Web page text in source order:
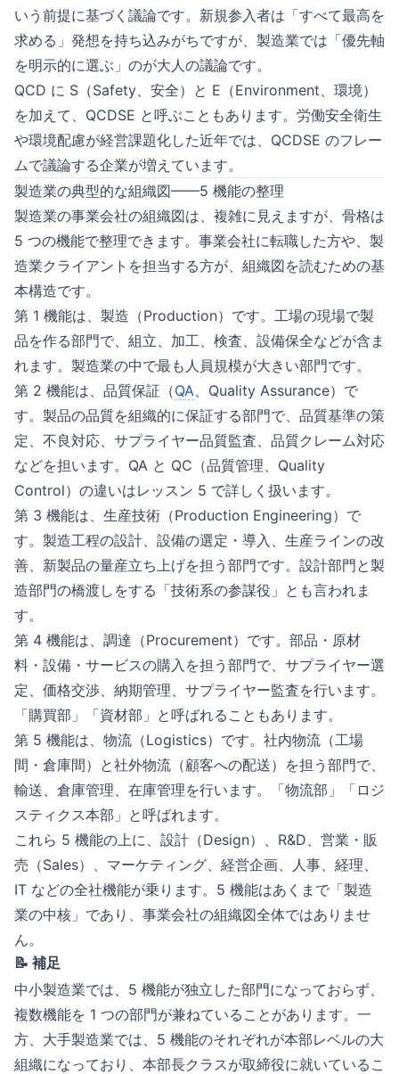
いう前提に基づく議論です。新規参入者は「すべて最高を
求める」発想を持ち込みがちですが、製造業では「優先軸
を明示的に選ぶ」のが大人の議論です。
QCD に S（Safety、安全）と E（Environment、環境）
を加えて、QCDSE と呼ぶこともあります。労働安全衛生
や環境配慮が経営課題化した近年では、QCDSE のフレー
ムで議論する企業が増えています。
製造業の典型的な組織図——5 機能の整理
製造業の事業会社の組織図は、複雑に見えますが、骨格は
5 つの機能で整理できます。事業会社に転職した方や、製
造業クライアントを担当する方が、組織図を読むための基
本構造です。
第 1 機能は、製造（Production）です。工場の現場で製
品を作る部門で、組立、加工、検査、設備保全などが含ま
れます。製造業の中で最も人員規模が大きい部門です。
第 2 機能は、品質保証（QA、Quality Assurance）で
す。製品の品質を組織的に保証する部門で、品質基準の策
定、不良対応、サプライヤー品質監査、品質クレーム対応
などを担います。QA と QC（品質管理、Quality
Control）の違いはレッスン 5 で詳しく扱います。
第 3 機能は、生産技術（Production Engineering）で
す。製造工程の設計、設備の選定・導入、生産ラインの改
善、新製品の量産立ち上げを担う部門です。設計部門と製
造部門の橋渡しをする「技術系の参謀役」とも言われま
す。
第 4 機能は、調達（Procurement）です。部品・原材
料・設備・サービスの購入を担う部門で、サプライヤー選
定、価格交渉、納期管理、サプライヤー監査を行います。
「購買部」「資材部」と呼ばれることもあります。
第 5 機能は、物流（Logistics）です。社内物流（工場
間・倉庫間）と社外物流（顧客への配送）を担う部門で、
輸送、倉庫管理、在庫管理を行います。「物流部」「ロジ
スティクス本部」と呼ばれます。
これら 5 機能の上に、設計（Design）、R&D、営業・販
売（Sales）、マーケティング、経営企画、人事、経理、
IT などの全社機能が乗ります。5 機能はあくまで「製造
業の中核」であり、事業会社の組織図全体ではありませ
ん。
📝 補足
中小製造業では、5 機能が独立した部門になっておらず、
複数機能を 1 つの部門が兼ねていることがあります。一
方、大手製造業では、5 機能のそれぞれが本部レベルの大
組織になっており、本部長クラスが取締役に就いているこ